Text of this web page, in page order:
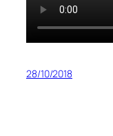
28/10/2018